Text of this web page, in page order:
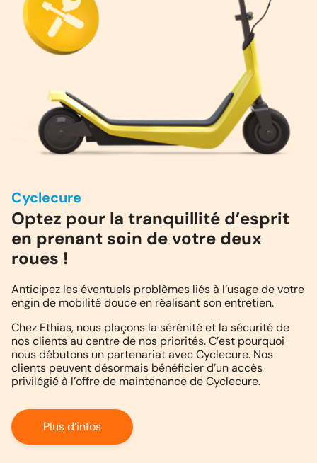
Cyclecure
Optez pour la tranquillité d’esprit
en prenant soin de votre deux
roues !
Anticipez les éventuels problèmes liés à l’usage de votre
engin de mobilité douce en réalisant son entretien.
Chez Ethias, nous plaçons la sérénité et la sécurité de
nos clients au centre de nos priorités. C’est pourquoi
nous débutons un partenariat avec Cyclecure. Nos
clients peuvent désormais bénéficier d’un accès
privilégié à l’offre de maintenance de Cyclecure.
Plus d’infos